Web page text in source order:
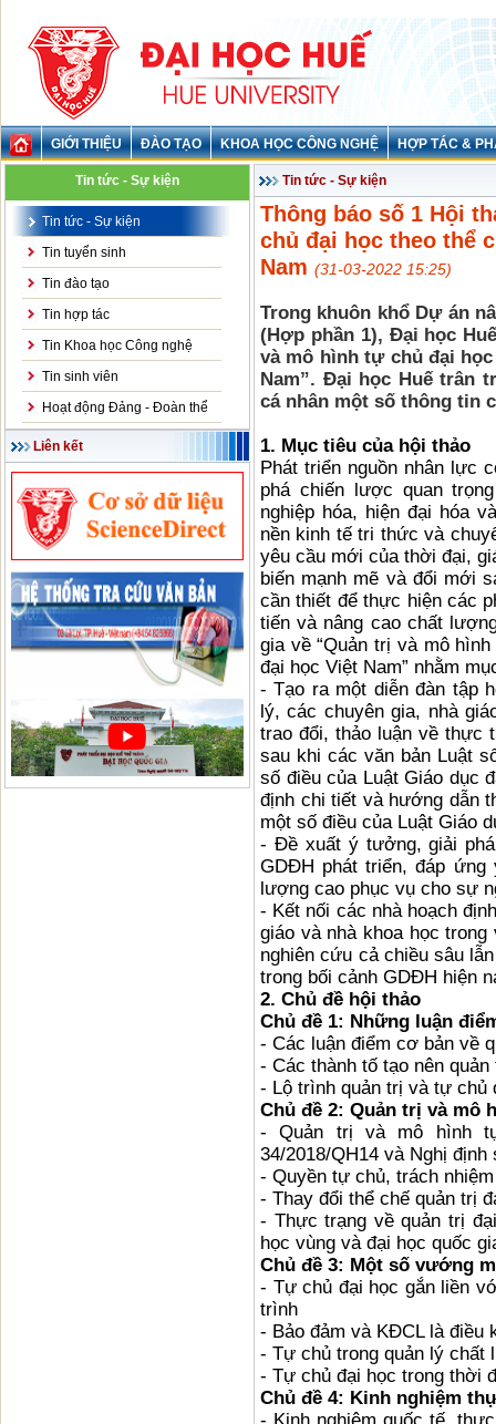
GIỚI THIỆU ĐÀO TẠO KHOA HỌC CÔNG NGHỆ HỢP TÁC &
Tin tức - Sự kiện
Tin tức - Sự kiện
Tin tuyển sinh
Tin đào tạo
Tin hợp tác
Tin Khoa học Công nghệ
Tin sinh viên
Hoạt động Đảng - Đoàn thể
Liên kết
Tin tức - Sự kiện
Thông báo số 1 Hội
chủ đại học theo thể
Nam (31-03-2022 15:25)
Trong khuôn khổ Dự án
(Hợp phần 1), Đại học
và mô hình tự chủ đại
Nam”. Đại học Huế trân
cá nhân một số thông tin
1. Mục tiêu của hội thảo
Phát triển nguồn nhân lực
phá chiến lược quan
nghiệp hóa, hiện đại hóa
nền kinh tế tri thức và
yêu cầu mới của thời đại,
biến mạnh mẽ và đổi mới
cần thiết để thực hiện các
tiến và nâng cao chất
gia về “Quản trị và mô
đại học Việt Nam” nhằm
- Tạo ra một diễn đàn tập
lý, các chuyên gia, nhà
trao đổi, thảo luận về thực
sau khi các văn bản Luật
số điều của Luật Giáo dục
định chi tiết và hướng dẫn
một số điều của Luật Giáo
- Đề xuất ý tưởng, giải
GDĐH phát triển, đáp
lượng cao phục vụ cho sự
- Kết nối các nhà hoạch
giáo và nhà khoa học
nghiên cứu cả chiều sâu
trong bối cảnh GDĐH hiện
2. Chủ đề hội thảo
Chủ đề 1: Những luận
- Các luận điểm cơ bản về
- Các thành tố tạo nên
- Lộ trình quản trị và tự chủ
Chủ đề 2: Quản trị và mô
- Quản trị và mô hình
34/2018/QH14 và Nghị
- Quyền tự chủ, trách
- Thay đổi thể chế quản trị
- Thực trạng về quản trị
học vùng và đại học quốc
Chủ đề 3: Một số vướng
- Tự chủ đại học gắn liền
trình
- Bảo đảm và KĐCL là điều
- Tự chủ trong quản lý chất
- Tự chủ đại học trong thời
Chủ đề 4: Kinh nghiệm